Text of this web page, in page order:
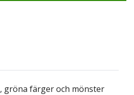
gröna färger och mönster